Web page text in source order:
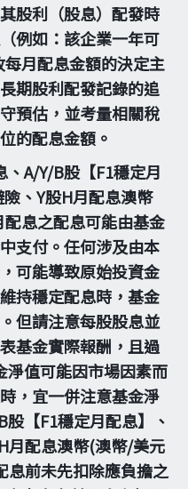
股利（股息）配發時
例如：該企業一年可
月配息金額的決定主
期股利配發記錄的追
預估，並考量相關稅
的配息金額。
A/Y/B股【F1穩定月
、Y股H月配息澳幣
息之配息可能由基金
支付。任何涉及由本
可能導致原始投資金
持穩定配息時，基金
但請注意每股股息並
基金實際報酬，且過
淨值可能因市場因素而
，宜一併注意基金淨
【F1穩定月配息】、
月配息澳幣(澳幣/美元
息前未先扣除應負擔之